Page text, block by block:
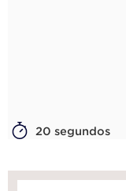
20 segundos